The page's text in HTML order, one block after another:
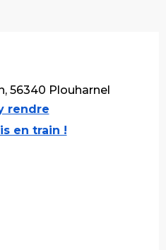
56340 Plouharnel
rendre
en train !